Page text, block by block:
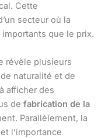
Cette
secteur où la
que le prix.
révèle plusieurs
naturalité et de
afficher des
de fabrication de la
Parallèlement, la
l’importance